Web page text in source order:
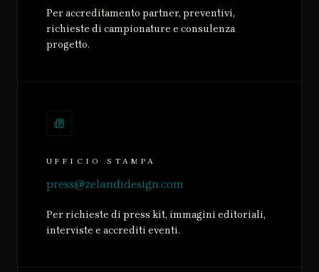
Per accreditamento partner, preventivi,
richieste di campionature e consulenza
progetto.
UFFICIO STAMPA
press@zelandidesign.com
Per richieste di press kit, immagini editoriali,
interviste e accrediti eventi.